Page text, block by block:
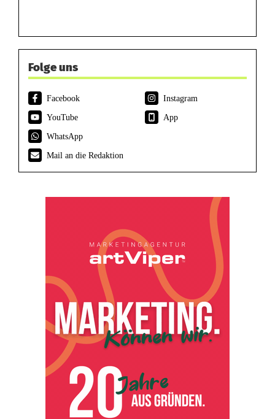
Folge uns
Facebook
Instagram
YouTube
App
WhatsApp
Mail an die Redaktion